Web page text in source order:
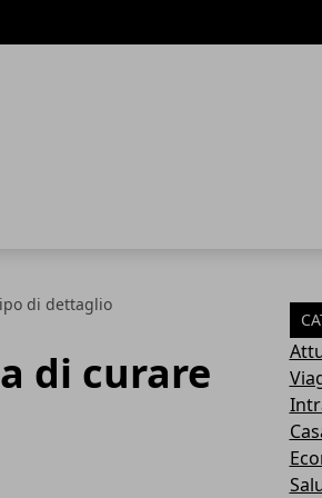
di dettaglio
di curare